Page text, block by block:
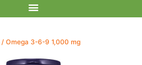
/ Omega 3-6-9 1,000 mg